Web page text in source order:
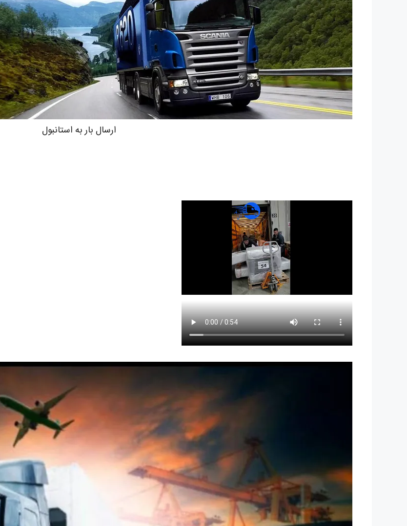
ارسال بار به استانبول